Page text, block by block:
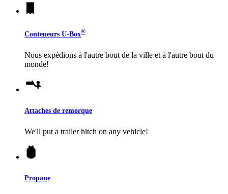
Conteneurs U-Box®
Nous expédions à l'autre bout de la ville et à l'autre bout du
monde!
Attaches de remorque
We'll put a trailer hitch on any vehicle!
Propane